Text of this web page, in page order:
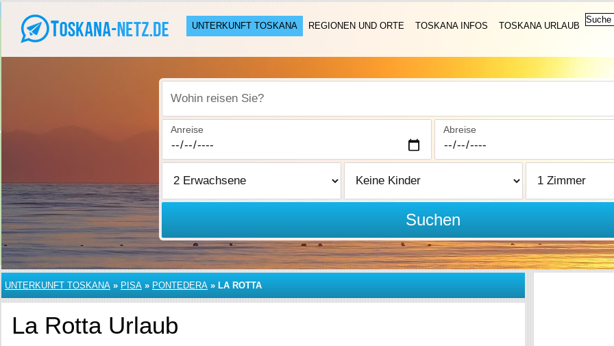
UNTERKUNFT TOSKANA REGIONEN UND ORTE TOSKANA INFOS TOSKANA URLAUB
Wohin reisen Sie?
Anreise Abreise
Suchen
UNTERKUNFT TOSKANA » PISA » PONTEDERA » LA ROTTA
La Rotta Urlaub